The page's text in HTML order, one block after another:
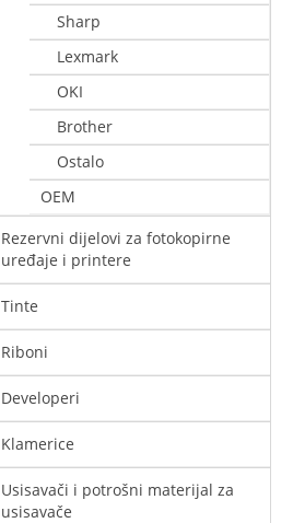
Sharp
Lexmark
OKI
Brother
Ostalo
OEM
Rezervni dijelovi za fotokopirne
uređaje i printere
Tinte
Riboni
Developeri
Klamerice
Usisavači i potrošni materijal za
usisavače